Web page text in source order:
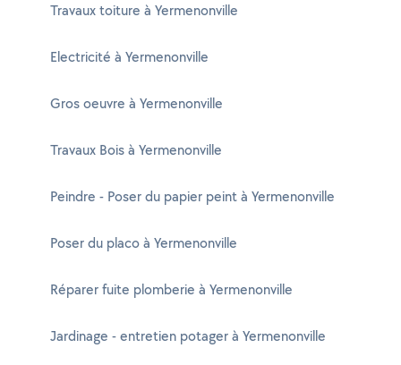
Travaux toiture à Yermenonville
Electricité à Yermenonville
Gros oeuvre à Yermenonville
Travaux Bois à Yermenonville
Peindre - Poser du papier peint à Yermenonville
Poser du placo à Yermenonville
Réparer fuite plomberie à Yermenonville
Jardinage - entretien potager à Yermenonville